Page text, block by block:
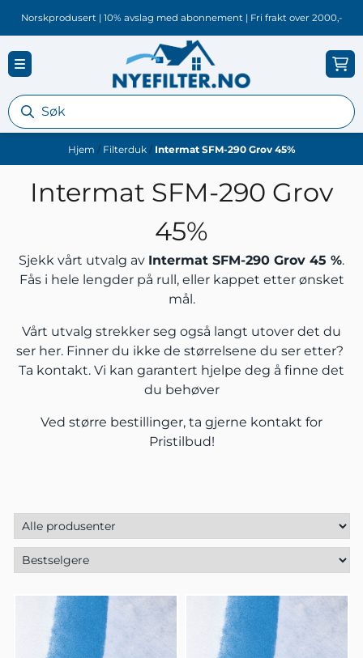
Hopp til innhold
Norskprodusert | 10% avslag med abonnement | Fri frakt over 2000,-
Hjem / Filterduk / Intermat SFM-290 Grov 45%
Intermat SFM-290 Grov
45%
Sjekk vårt utvalg av Intermat SFM-290 Grov 45 %.
Fås i hele lengder på rull, eller kappet etter ønsket
mål.
Vårt utvalg strekker seg også langt utover det du
ser her. Finner du ikke de størrelsene du ser etter?
Ta kontakt. Vi kan garantert hjelpe deg å finne det
du behøver
Ved større bestillinger, ta gjerne kontakt for
Pristilbud!